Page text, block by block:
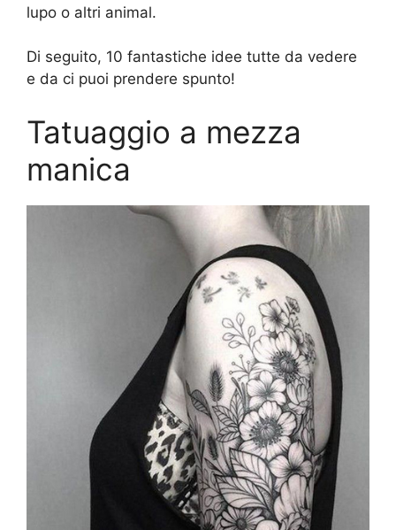
lupo o altri animal.
Di seguito, 10 fantastiche idee tutte da vedere
e da ci puoi prendere spunto!
Tatuaggio a mezza
manica